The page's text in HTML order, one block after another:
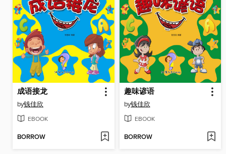
成语接龙
by钱佳欣
EBOOK
BORROW
趣味谚语
by钱佳欣
EBOOK
BORROW